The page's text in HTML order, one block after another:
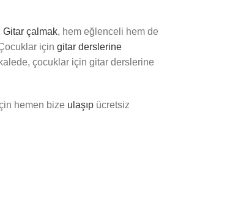
Gitar çalmak, hem eğlenceli hem de
için gitar derslerine
çocuklar için gitar derslerine
hemen bize ulaşıpücretsiz